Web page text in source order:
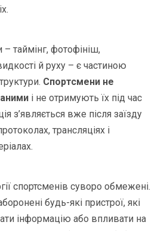
таймінг, фотофініш,
й руху – є частиною
Спортсмени не
і не отримують їх під час
з’являється вже після заїзду
трансляціях і
спортсменів суворо обмежені.
будь-які пристрої, які
інформацію або впливати на